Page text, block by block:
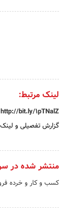
لینک مرتبط:
http://bit.ly/1pTNalZ
گزارش تفصیلی و
منتشر شده در
کسب و کار و خرده